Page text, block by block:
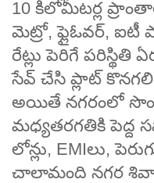
10 కిలోమీటర్ల
మెట్రో, ఫ్లైఓవర్, ఐటీ
రేట్లు పెరిగే పరిస్థితి
సేవ్ చేసి ప్లాట్
అయితే నగరంలో
మధ్యతరగతికి పెద్ద
లోన్లు, EMIలు,
చాలామంది నగర